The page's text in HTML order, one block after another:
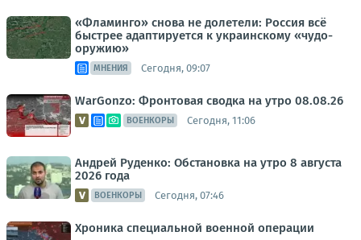
«Фламинго» снова не долетели: Россия всё
быстрее адаптируется к украинскому «чудо-
оружию»
МНЕНИЯ Сегодня, 09:07
WarGonzo: Фронтовая сводка на утро 08.08.26
ВОЕНКОРЫ Сегодня, 11:06
Андрей Руденко: Обстановка на утро 8 августа
2026 года
ВОЕНКОРЫ Сегодня, 07:46
Хроника специальной военной операции